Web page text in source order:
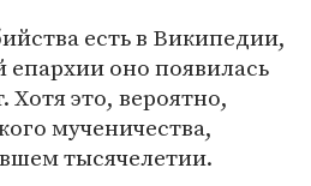
есть в Википедии,
епархии оно появилась
Хотя это, вероятно,
мученичества,
тысячелетии.